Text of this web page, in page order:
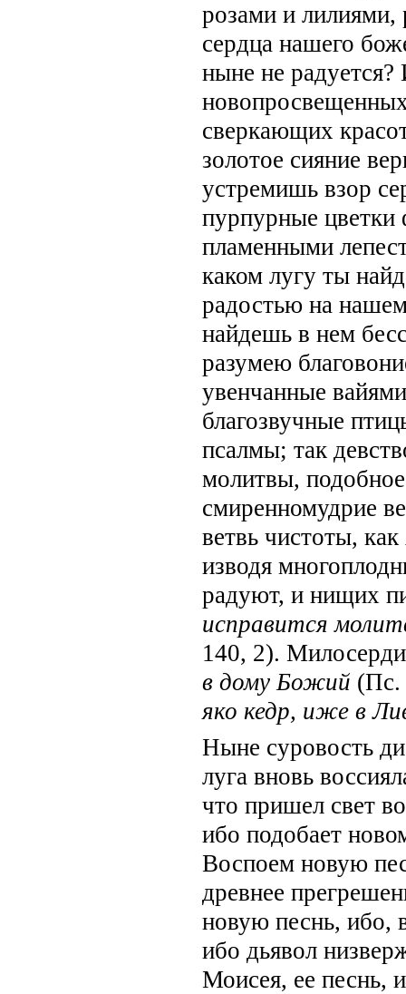
розами и лилиями,
сердца нашего
ныне не радуется?
сверкающих
золотое сияние
устремишь взор
пурпурные цветки
пламенными
каком лугу ты
радостью на
найдешь в нем
разумею
увенчанные
благозвучные
псалмы; так
молитвы,
смиренномудрие
ветвь чистоты,
изводя
радуют, и нищих
исправится
140, 2).
в дому Божий
яко кедр, иже в
Ныне суровость
луга вновь
что пришел свет
ибо подобает
Воспоем новую
древнее
но­вую песнь, ибо,
ибо дьявол
Моисея, ее песнь,